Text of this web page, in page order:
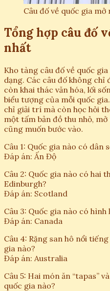
Câu đố về quốc gia
Tổng hợp câu đố
nhất
Kho tàng câu đố về quốc
dạng. Các câu đố không
còn khai thác văn hóa, lối
biểu tượng của mỗi quốc
chỉ giải trí mà còn học hỏi
một tấm bản đồ thu nhỏ,
cũng muốn bước vào.
Câu 1: Quốc gia nào có dân
Đáp án: Ấn Độ
Câu 2: Quốc gia nào có hai
Edinburgh?
Đáp án: Scotland
Câu 3: Quốc gia nào có
Đáp án: Canada
Câu 4: Rặng san hô nổi
gia nào?
Đáp án: Australia
Câu 5: Hai món ăn “tapas”
quốc gia nào?